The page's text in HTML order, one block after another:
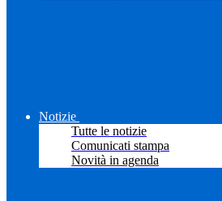
Notizie
Tutte le notizie
Comunicati stampa
Novità in agenda